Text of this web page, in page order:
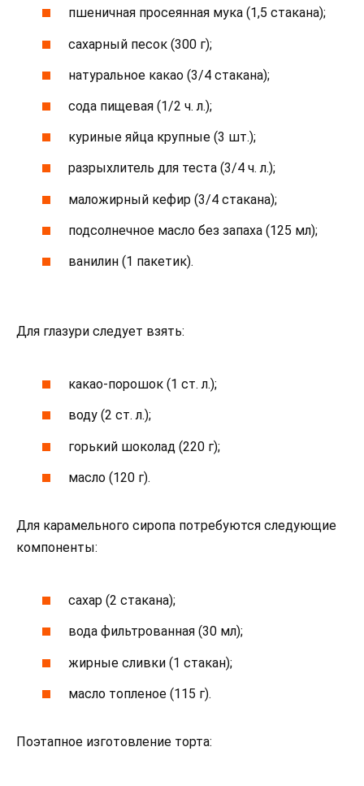
пшеничная просеянная мука (1,5 стакана);
сахарный песок (300 г);
натуральное какао (3/4 стакана);
сода пищевая (1/2 ч. л.);
куриные яйца крупные (3 шт.);
разрыхлитель для теста (3/4 ч. л.);
маложирный кефир (3/4 стакана);
подсолнечное масло без запаха (125 мл);
ванилин (1 пакетик).
Для глазури следует взять:
какао-порошок (1 ст. л.);
воду (2 ст. л.);
горький шоколад (220 г);
масло (120 г).
Для карамельного сиропа потребуются следующие
компоненты:
сахар (2 стакана);
вода фильтрованная (30 мл);
жирные сливки (1 стакан);
масло топленое (115 г).
Поэтапное изготовление торта: